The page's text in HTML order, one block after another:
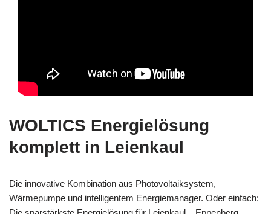
WOLTICS Energielösung
komplett in Leienkaul
Die innovative Kombination aus Photovoltaiksystem,
Wärmepumpe und intelligentem Energiemanager. Oder einfach: